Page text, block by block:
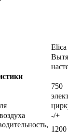
Elica
750
-/+
1200